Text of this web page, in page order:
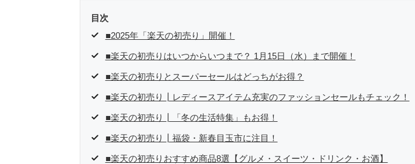
目次
■2025年「楽天の初売り」開催！
■楽天の初売りはいつからいつまで？ 1月15日（水）まで開催！
■楽天の初売りとスーパーセールはどっちがお得？
■楽天の初売り┃レディースアイテム充実のファッションセールもチェック！
■楽天の初売り┃「冬の生活特集」もお得！
■楽天の初売り┃福袋・新春目玉市に注目！
■楽天の初売りおすすめ商品8選【グルメ・スイーツ・ドリンク・お酒】